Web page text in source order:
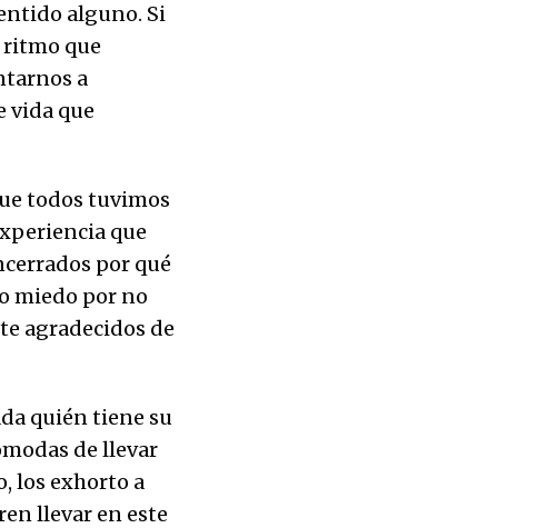
alguno. Si
ritmo que
a
vida que
todos tuvimos
que
por qué
miedo por no
agradecidos de
quién tiene su
de llevar
los exhorto a
llevar en este